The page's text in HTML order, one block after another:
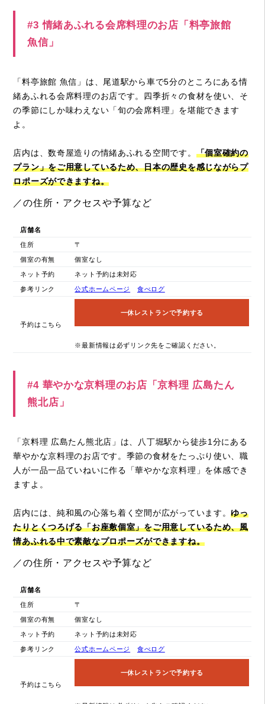
#3 情緒あふれる会席料理のお店「料亭旅館
魚信」
「料亭旅館 魚信」は、尾道駅から車で5分のところにある情
緒あふれる会席料理のお店です。四季折々の食材を使い、そ
の季節にしか味わえない「旬の会席料理」を堪能できます
よ。
店内は、数奇屋造りの情緒あふれる空間です。 「個室確約の
プラン」をご用意しているため、日本の歴史を感じながらプ
ロポーズができますね。
／の住所・アクセスや予算など
店舗名
住所 〒
個室の有無 個室なし
ネット予約 ネット予約は未対応
参考リンク 公式ホームページ 食べログ
予約はこちら
一休レストランで予約する
※最新情報は必ずリンク先をご確認ください。
#4 華やかな京料理のお店「京料理 広島たん
熊北店」
「京料理 広島たん熊北店」は、八丁堀駅から徒歩1分にある
華やかな京料理のお店です。季節の食材をたっぷり使い、職
人が一品一品ていねいに作る「華やかな京料理」を体感でき
ますよ。
店内には、純和風の心落ち着く空間が広がっています。ゆっ
たりとくつろげる「お座敷個室」をご用意しているため、風
情あふれる中で素敵なプロポーズができますね。
／の住所・アクセスや予算など
店舗名
住所 〒
個室の有無 個室なし
ネット予約 ネット予約は未対応
参考リンク 公式ホームページ 食べログ
予約はこちら
一休レストランで予約する